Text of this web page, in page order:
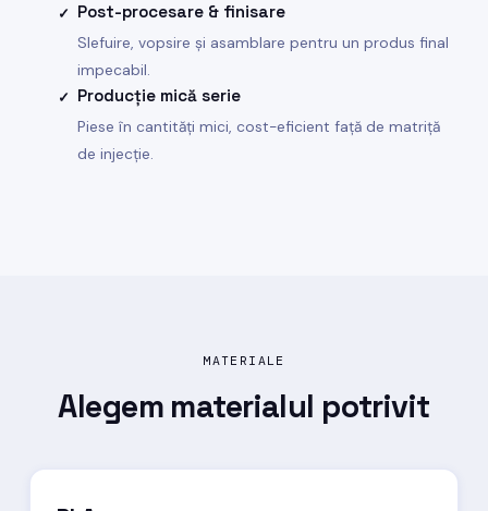
✓ Post-procesare & finisare
Slefuire, vopsire și asamblare pentru un produs final
impecabil.
✓ Producție mică serie
Piese în cantități mici, cost-eficient față de matriță
de injecție.
MATERIALE
Alegem materialul potrivit